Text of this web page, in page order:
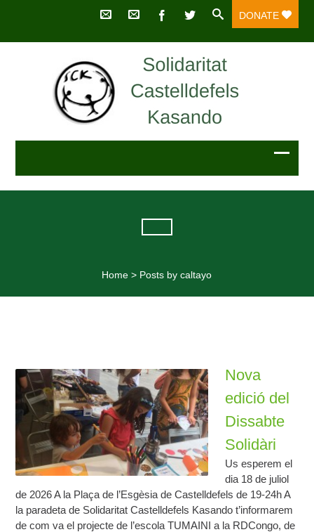
DONATE
Home > Posts by caltayo
Nova
edició del
Dissabte
Solidàri
Us esperem el
dia 18 de juliol
de 2026 A la Plaça de l’Esgèsia de Castelldefels de 19-24h A
la paradeta de Solidaritat Castelldefels Kasando t’informarem
de com va el projecte de l’escola TUMAINI a la RDCongo, de